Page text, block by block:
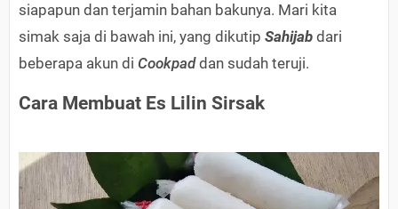
siapapun dan terjamin bahan bakunya. Mari kita
simak saja di bawah ini, yang dikutip Sahijab dari
beberapa akun di Cookpaddan sudah teruji.
Cara Membuat Es Lilin Sirsak